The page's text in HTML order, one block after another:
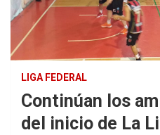
LIGA FEDERAL
Continúan los
del inicio de La